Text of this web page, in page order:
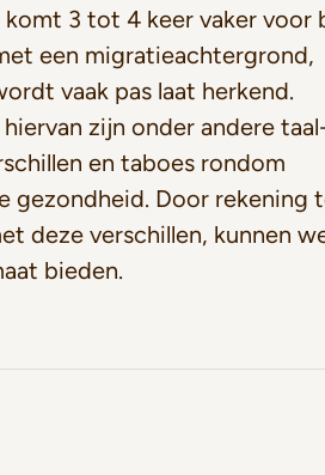
komt 3 tot 4 keer vaker voor
een migratieachtergrond,
vaak pas laat herkend.
zijn onder andere
en taboes rondom
gezondheid. Door rekening
deze verschillen, kunnen
bieden.